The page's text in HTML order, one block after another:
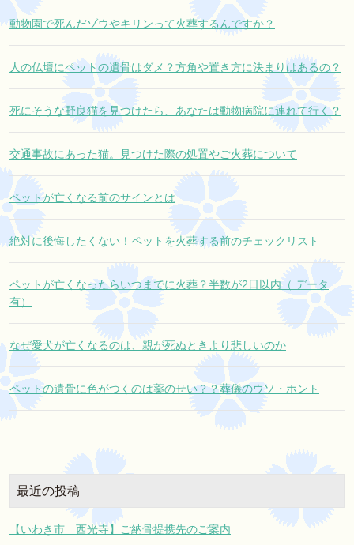
動物園で死んだゾウやキリンって火葬するんですか？
人の仏壇にペットの遺骨はダメ？方角や置き方に決まりはあるの？
死にそうな野良猫を見つけたら、あなたは動物病院に連れて行く？
交通事故にあった猫。見つけた際の処置やご火葬について
ペットが亡くなる前のサインとは
絶対に後悔したくない！ペットを火葬する前のチェックリスト
ペットが亡くなったらいつまでに火葬？半数が2日以内（ データ
有）
なぜ愛犬が亡くなるのは、親が死ぬときより悲しいのか
ペットの遺骨に色がつくのは薬のせい？？葬儀のウソ・ホント
最近の投稿
【いわき市 西光寺】ご納骨提携先のご案内